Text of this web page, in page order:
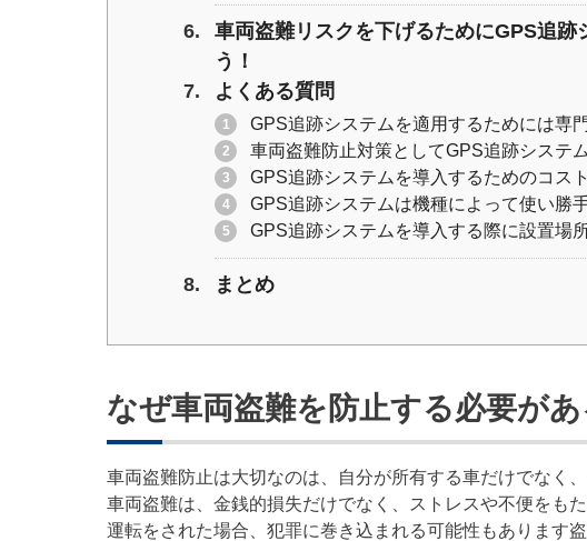
車両盗難リスクを下げるためにGPS追跡
う！
よくある質問
GPS追跡システムを適用するためには専
車両盗難防止対策としてGPS追跡システ
GPS追跡システムを導入するためのコス
GPS追跡システムは機種によって使い勝
GPS追跡システムを導入する際に設置場
まとめ
なぜ車両盗難を防止する必要があ
車両盗難防止は大切なのは、自分が所有する車だけでなく
車両盗難は、金銭的損失だけでなく、ストレスや不便をも
運転をされた場合、犯罪に巻き込まれる可能性もあります